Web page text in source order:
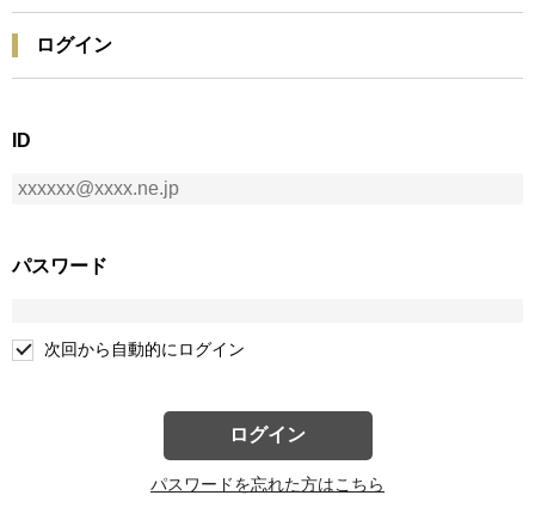
ログイン
ID
パスワード
次回から自動的にログイン
ログイン
パスワードを忘れた方はこちら